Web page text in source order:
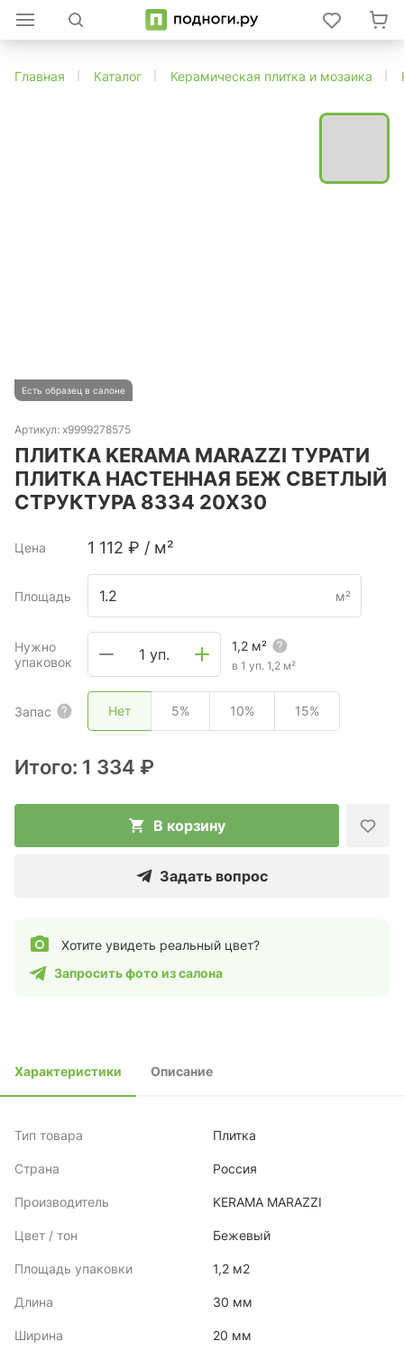
Главная Каталог Керамическая плитка и мозаика
Есть образец в салоне
Артикул: х9999278575
ПЛИТКА KERAMA MARAZZI ТУРАТИ
ПЛИТКА НАСТЕННАЯ БЕЖ СВЕТЛЫЙ
СТРУКТУРА 8334 20Х30
Цена 1 112 ₽ / м²
Площадь м²
Нужно
упаковок
1 уп. 1,2 м²
в 1 уп. 1,2 м²
Запас Нет 5% 10% 15%
Итого: 1 334 ₽
В корзину
Задать вопрос
Хотите увидеть реальный цвет?
Запросить фото из салона
Характеристики Описание
Тип товара Плитка
Страна Россия
Производитель KERAMA MARAZZI
Цвет / тон Бежевый
Площадь упаковки 1,2 м2
Длина 30 мм
Ширина 20 мм